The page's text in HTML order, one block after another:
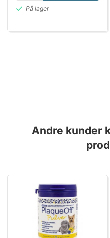
På lager
Andre kunder